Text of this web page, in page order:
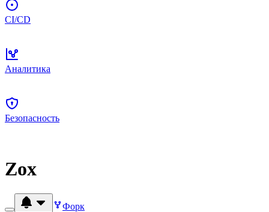
CI/CD
Аналитика
Безопасность
Zox
Форк